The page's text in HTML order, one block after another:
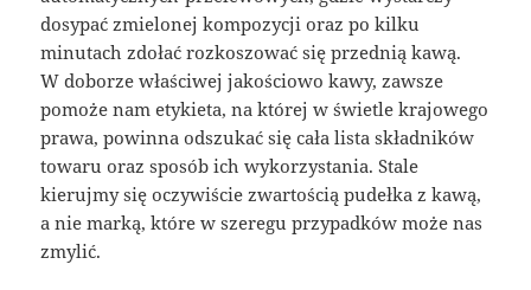
dosypać zmielonej kompozycji oraz po kilku
minutach zdołać rozkoszować się przednią kawą.
W doborze właściwej jakościowo kawy, zawsze
pomoże nam etykieta, na której w świetle krajowego
prawa, powinna odszukać się cała lista składników
towaru oraz sposób ich wykorzystania. Stale
kierujmy się oczywiście zwartością pudełka z kawą,
a nie marką, które w szeregu przypadków może nas
zmylić.